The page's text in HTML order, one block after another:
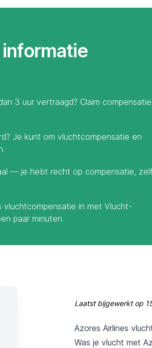
3 uur vertraagd? Claim
Je kunt om vluchtcompensatie en
— je hebt recht op compensatie,
vluchtcompensatie in met Vlucht-
paar minuten.
Laatst bijgewerkt op
Azores Airlines
Was je vlucht met